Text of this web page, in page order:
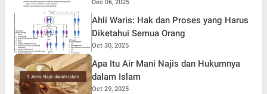
Dec 06, 2025
Ahli Waris: Hak dan Proses yang Harus
Diketahui Semua Orang
Oct 30, 2025
Apa Itu Air Mani Najis dan Hukumnya
dalam Islam
Oct 29, 2025